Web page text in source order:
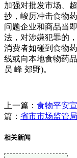
加强对批发市场、
抄，峻厉冲击食物
问题企业和商品当
法，对涉嫌犯罪的
消费者如碰到食物
线或向本地食物药
员 峰 郊野)。
上一篇： 食物平安
篇： 省市市场监管
相关新闻